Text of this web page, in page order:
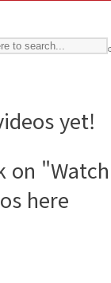
yet!
on
here